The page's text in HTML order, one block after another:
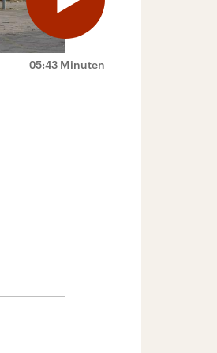
05:43 Minuten